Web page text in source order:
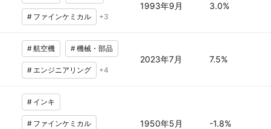
# ファインケミカル +3
1993年9月 3.0%
#航空機 #機械・部品
# エンジニアリング +4
2023年7月 7.5%
# インキ
# ファインケミカル 1950年5月 -1.8%